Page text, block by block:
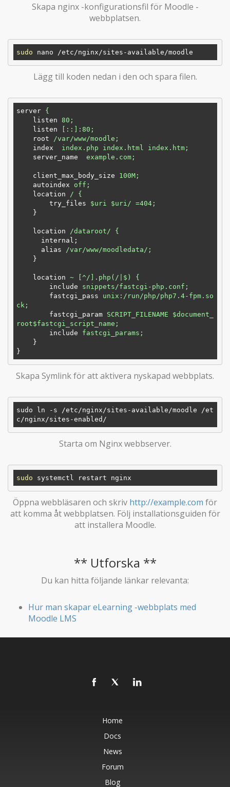
Skapa nginx -konfigurationsfil för Moodle -
webbplatsen.
sudo
Lägg till koden nedan i den och spara filen.
server {
listen 80;
listen
[::]:80;
root
/var/www/moodle;
index
index.php index.html index.htm;
server_name
example.com;
client_max_body_size
100M;
autoindex
off;
location
/ {
try_files
$uri $uri/ =404;
}
location
/dataroot/ {
internal;
alias
/var/www/moodledata/;
}
location ~ [^/].php(/|$) {
include
snippets/fastcgi-php.conf;
fastcgi_pass
unix:/run/php/php7.4-fpm.so
ck;
fastcgi_param SCRIPT_FILENAME $document_
root$fastcgi_script_name;
include
fastcgi_params;
}
}
Skapa Symlink för att aktivera nyskapad webbplats.
sudo ln -s
/etc/nginx/sites-available/moodle /et
c/nginx/sites-enabled/
Starta om Nginx webbserver.
sudo
Öppna webbläsaren och skriv http://example.com för
att komma åt webbplatsen. Följ installationsguiden för
att installera Moodle.
** Utforska **
Du kan hitta följande länkar relevanta:
Hur man skapar eLearning -webbplats med
Moodle LMS
Home
Docs
News
Forum
Blog